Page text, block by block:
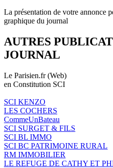
La présentation de votre annonce
graphique du journal
AUTRES
JOURNAL
Le Parisien.fr (Web)
en Constitution SCI
SCI KENZO
LES COCHERS
CommeUnBateau
SCI SURGET & FILS
SCI BL IMMO
SCI BC PATRIMOINE RURAL
RM IMMOBILIER
LE REFUGE DE CATHY ET